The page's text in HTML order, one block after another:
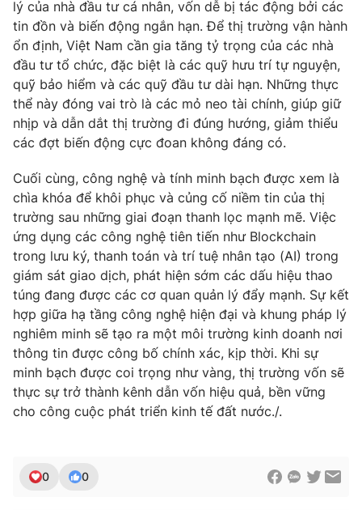
lý của nhà đầu tư cá nhân, vốn dễ bị tác động bởi các
tin đồn và biến động ngắn hạn. Để thị trường vận hành
ổn định, Việt Nam cần gia tăng tỷ trọng của các nhà
đầu tư tổ chức, đặc biệt là các quỹ hưu trí tự nguyện,
quỹ bảo hiểm và các quỹ đầu tư dài hạn. Những thực
thể này đóng vai trò là các mỏ neo tài chính, giúp giữ
nhịp và dẫn dắt thị trường đi đúng hướng, giảm thiểu
các đợt biến động cực đoan không đáng có.
Cuối cùng, công nghệ và tính minh bạch được xem là
chìa khóa để khôi phục và củng cố niềm tin của thị
trường sau những giai đoạn thanh lọc mạnh mẽ. Việc
ứng dụng các công nghệ tiên tiến như Blockchain
trong lưu ký, thanh toán và trí tuệ nhân tạo (AI) trong
giám sát giao dịch, phát hiện sớm các dấu hiệu thao
túng đang được các cơ quan quản lý đẩy mạnh. Sự kết
hợp giữa hạ tầng công nghệ hiện đại và khung pháp lý
nghiêm minh sẽ tạo ra một môi trường kinh doanh nơi
thông tin được công bố chính xác, kịp thời. Khi sự
minh bạch được coi trọng như vàng, thị trường vốn sẽ
thực sự trở thành kênh dẫn vốn hiệu quả, bền vững
cho công cuộc phát triển kinh tế đất nước./.
0 0